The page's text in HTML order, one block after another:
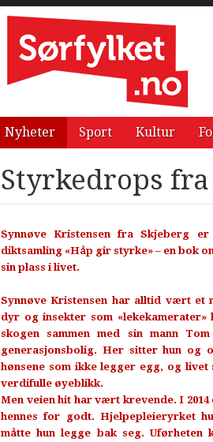
Nyheter Sport Kultur
Styrkedrops fra
Synnøve Kristensen fra Skjeberg
diktsamling «Håp gir styrke» – en bok
sin plass i livet.
Synnøve Kristensen har alltid vært et
dyr og insekter som
skogen sammen med sin mann
generasjonsbolig. Her sitter hun og
hønsene som ikke legger egg, og livet
verdifulle øyeblikk.
Men veien hit har vært krevende. I
hennes for godt. Hjelpepleieryrket
måtte hun legge bak seg. Uførheten